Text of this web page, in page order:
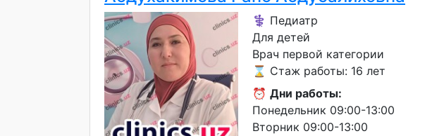
⚕️ Педиатр
Для детей
Врач первой категории
⌛ Стаж работы: 16 лет
⏰ Дни работы:
Понедельник 09:00-13:00
Вторник 09:00-13:00